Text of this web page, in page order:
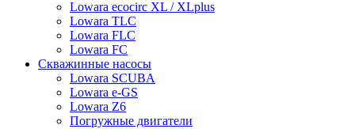
Lowara ecocirc XL / XLplus
Lowara TLC
Lowara FLC
Lowara FC
Скважинные насосы
Lowara SCUBA
Lowara e-GS
Lowara Z6
Погружные двигатели